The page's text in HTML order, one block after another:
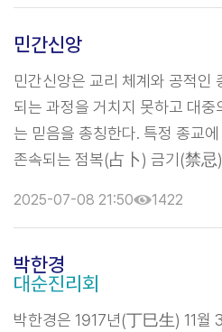
유학하여 계성학교에 진학하였
해서 친구와 함께 2개월에 걸
민간신앙
민간신앙은 교리 체계와 공적인
되는 과정을 거치지 못하고 대
는 믿음을 총칭한다. 특정 종교
존속되는 점복(占卜) 금기(禁
무속신앙(巫俗信仰)이 민간신
직을 갖고 있으나 넓은 의미의
새로운 종교가 출현하는 바탕을
대종교 증산교를 비롯한 유수의
2025-07-08 21:50 1422
박한경
대순진리회
박한경은 1917년(丁巳生) 11월